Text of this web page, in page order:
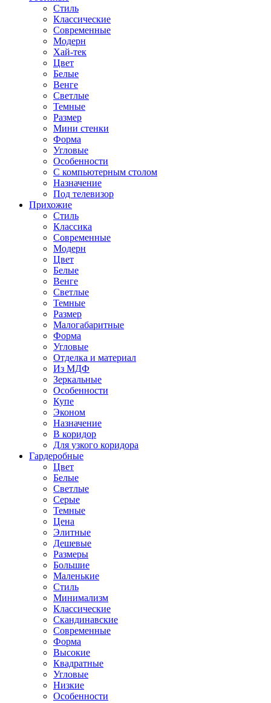
Стиль
Классические
Современные
Модерн
Хай-тек
Цвет
Белые
Венге
Светлые
Темные
Размер
Мини стенки
Форма
Угловые
Особенности
С компьютерным столом
Назначение
Под телевизор
Прихожие
Стиль
Классика
Современные
Модерн
Цвет
Белые
Венге
Светлые
Темные
Размер
Малогабаритные
Форма
Угловые
Отделка и материал
Из МДФ
Зеркальные
Особенности
Купе
Эконом
Назначение
В коридор
Для узкого коридора
Гардеробные
Цвет
Белые
Светлые
Серые
Темные
Цена
Элитные
Дешевые
Размеры
Большие
Маленькие
Стиль
Минимализм
Классические
Скандинавские
Современные
Форма
Высокие
Квадратные
Угловые
Низкие
Особенности